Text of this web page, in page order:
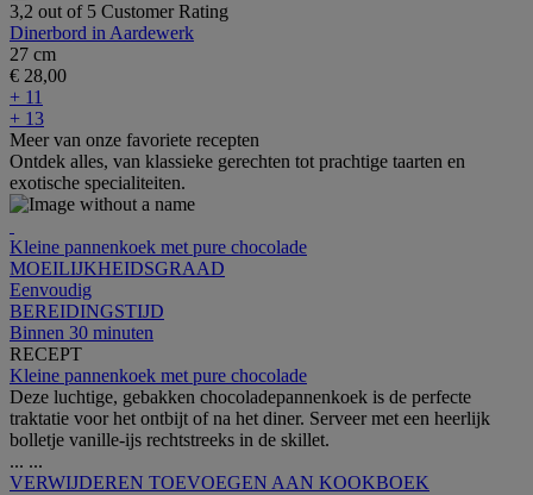
3,2 out of 5 Customer Rating
Dinerbord in Aardewerk
27 cm
€ 28,00
+ 11
+ 13
Meer van onze favoriete recepten
Ontdek alles, van klassieke gerechten tot prachtige taarten en
exotische specialiteiten.
Kleine pannenkoek met pure chocolade
MOEILIJKHEIDSGRAAD
Eenvoudig
BEREIDINGSTIJD
Binnen 30 minuten
RECEPT
Kleine pannenkoek met pure chocolade
Deze luchtige, gebakken chocoladepannenkoek is de perfecte
traktatie voor het ontbijt of na het diner. Serveer met een heerlijk
bolletje vanille-ijs rechtstreeks in de skillet.
... ...
VERWIJDEREN TOEVOEGEN AAN KOOKBOEK